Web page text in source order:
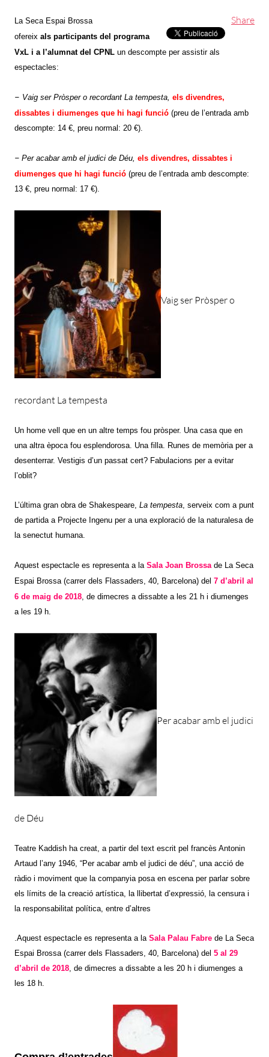
Share
La Seca Espai Brossa
ofereix als participants del programa
VxL i a l’alum­nat del CPNL un descompte per assistir als
espectacles:
– Vaig ser Pròsper o recordant La tempesta, els divendres,
dissabtes i diu­menges que hi hagi funció (preu de l’entrada amb
descompte: 14 €, preu normal: 20 €).
– Per acabar amb el judici de Déu, els divendres, dissabtes i
diumenges que hi hagi funció (preu de l’entrada amb descompte:
13 €, preu normal: 17 €).
Vaig ser Pròsper o
recordant La tempesta
Un home vell que en un altre temps fou pròsper. Una casa que en
una altra època fou esplendorosa. Una filla. Runes de memòria per a
desen­terrar. Vestigis d’un passat cert? Fa­bulacions per a evitar
l’oblit?
L’última gran obra de Shakespeare, La tempesta , serveix com a punt
de partida a Projecte Ingenu per a una exploració de la naturalesa de
la se­nectut humana.
Aquest espectacle es representa a la Sala Joan Brossa de La Seca
Espai Brossa (carrer dels Flassaders, 40, Barcelona) del 7 d’abril al
6 de maig de 2018 de dimecres a dissabte a les 21 h i diumenges
a les 19 h.
Per acabar amb el judici
de Déu
Teatre Kaddish ha creat, a partir del text escrit pel francès Antonin
Artaud l’any 1946, “Per acabar amb el judici de déu”, una acció de
ràdio i movi­ment que la companyia posa en es­cena per parlar sobre
els límits de la creació artística, la llibertat d’expres­sió, la censura i
la responsabilitat po­lítica, entre d’altres
.Aquest espectacle es representa a la Sala Palau Fabre de La Seca
Espai Brossa (carrer dels Flassaders, 40, Barcelona) del 5 al 29
d’abril de 2018 , de dimecres a dissabte a les 20 h i diumenges a
les 18 h.